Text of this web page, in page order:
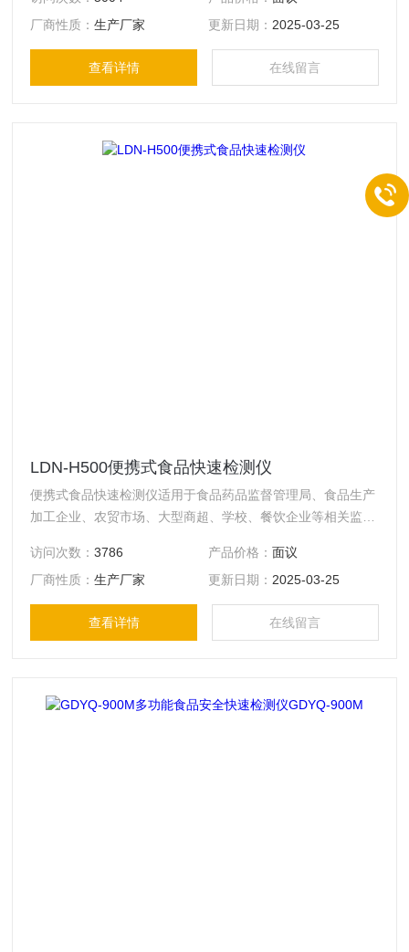
酸态氮、味精中谷氨酸钠、硝酸盐等常见检测项目。
厂商性质：生产厂家 更新日期： 2025-03-25
查看详情 在线留言
LDN-H500便携式食品快速检测仪
便携式食品快速检测仪适用于食品药品监督管理局、食品生产
加工企业、农贸市场、大型商超、学校、餐饮企业等相关监督
块，内置各种软件检测模块，实现分光光度、农残、酶标、干
式化学、胶体金、图像分析等检测方法。广泛用食品药品监督
管理局、大型农批市场等现场监督检测使用。
访问次数：3786 产品价格： 面议
厂商性质：生产厂家 更新日期： 2025-03-25
查看详情 在线留言